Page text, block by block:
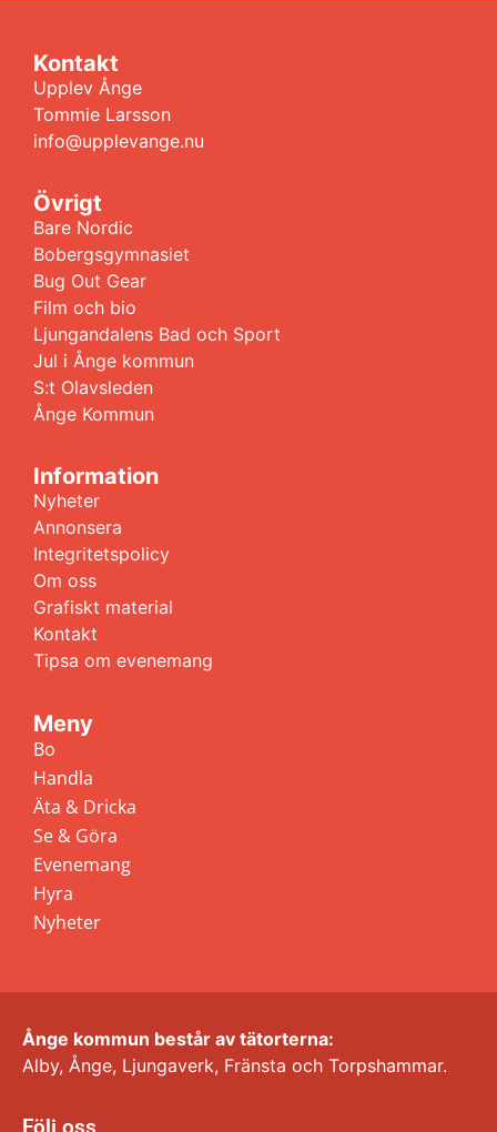
Kontakt
Upplev Ånge
Tommie Larsson
info@upplevange.nu
Övrigt
Bare Nordic
Bobergsgymnasiet
Bug Out Gear
Film och bio
Ljungandalens Bad och Sport
Jul i Ånge kommun
S:t Olavsleden
Ånge Kommun
Information
Nyheter
Annonsera
Integritetspolicy
Om oss
Grafiskt material
Kontakt
Tipsa om evenemang
Meny
Bo
Handla
Äta & Dricka
Se & Göra
Evenemang
Hyra
Nyheter
Ånge kommun består av tätorterna:
Alby, Ånge, Ljungaverk, Fränsta och Torpshammar.